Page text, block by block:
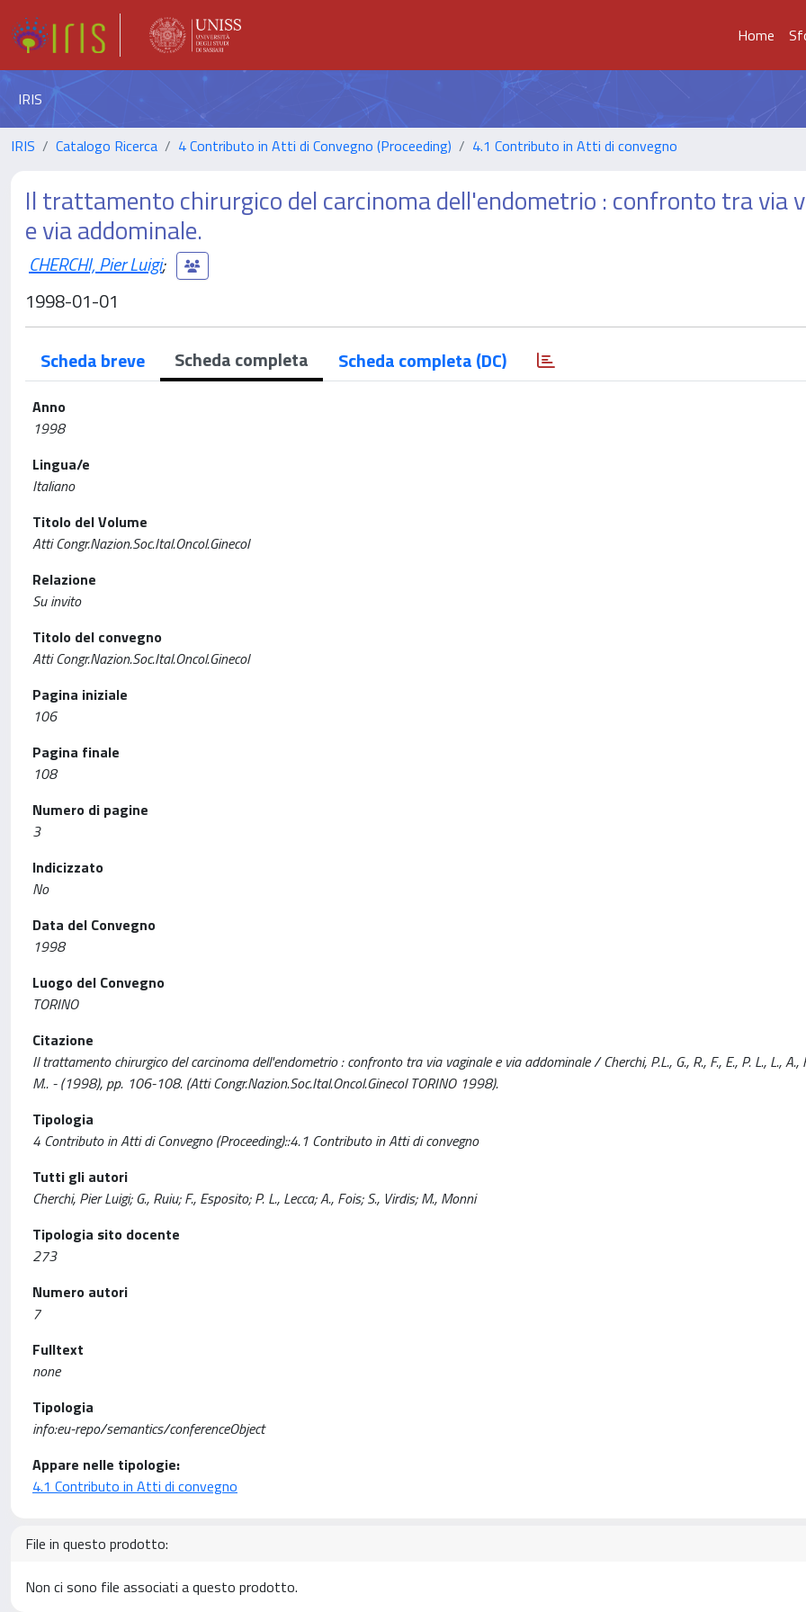
Home
IRIS
IRIS Catalogo Ricerca 4 Contributo in Atti di Convegno (Proceeding) 4.1 Contributo in Atti di convegno
Il trattamento chirurgico del carcinoma dell'endometrio : confronto tra via
e via addominale.
CHERCHI, Pier Luigi;
1998-01-01
Scheda breve Scheda completa Scheda completa (DC)
Anno
1998
Lingua/e
Italiano
Titolo del Volume
Atti Congr.Nazion.Soc.Ital.Oncol.Ginecol
Relazione
Su invito
Titolo del convegno
Atti Congr.Nazion.Soc.Ital.Oncol.Ginecol
Pagina iniziale
106
Pagina finale
108
Numero di pagine
3
Indicizzato
No
Data del Convegno
1998
Luogo del Convegno
TORINO
Citazione
Il trattamento chirurgico del carcinoma dell'endometrio : confronto tra via vaginale e via addominale / Cherchi, P.L., G., R., F., E., P. L., L., A.,
M.. - (1998), pp. 106-108. (Atti Congr.Nazion.Soc.Ital.Oncol.Ginecol TORINO 1998).
Tipologia
4 Contributo in Atti di Convegno (Proceeding)::4.1 Contributo in Atti di convegno
Tutti gli autori
Cherchi, Pier Luigi; G., Ruiu; F., Esposito; P. L., Lecca; A., Fois; S., Virdis; M., Monni
Tipologia sito docente
273
Numero autori
7
Fulltext
none
Tipologia
info:eu-repo/semantics/conferenceObject
Appare nelle tipologie:
4.1 Contributo in Atti di convegno
File in questo prodotto:
Non ci sono file associati a questo prodotto.